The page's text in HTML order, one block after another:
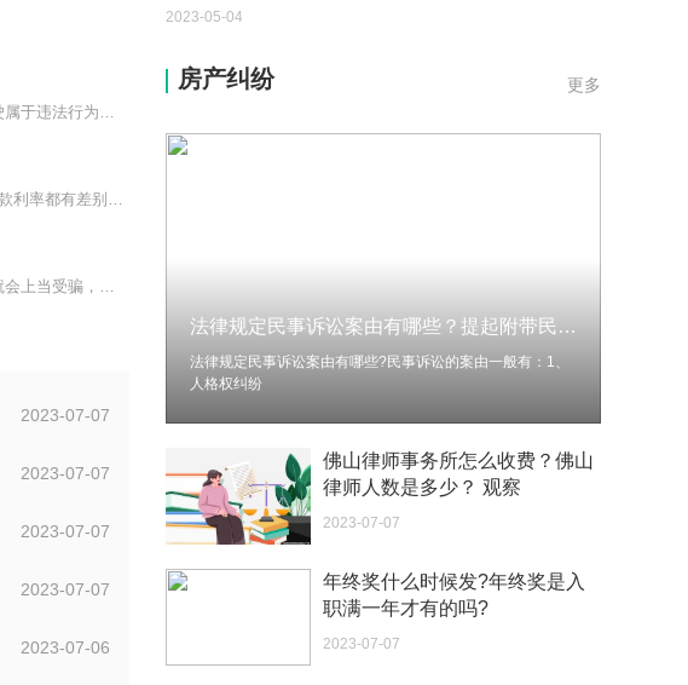
一、机动车逆向行驶是什么行为机动车逆方向行驶属于违法行为。汽车逆向
一、现在首套房商业贷款利率是多少?各银行的贷款利率都有差别，贷款利
我们在签订劳动合同的时候如果不仔细看得话，就会上当受骗，自己的利益
2023-07-07
2023-07-07
2023-07-07
2023-07-07
2023-07-06
2023-05-04
谢！
你好 我想问一下外国人来这里工作没有护照该怎么
办？
2023-05-04
中介说商务签转工作签证合法吗 应该向哪个国家机
2023-05-04
你好 我需要申请去美国结婚的签证 过程是什么？
更多
房产纠纷
法律规定民事诉讼案由有哪些？提起附带民事诉讼的条件有哪些？
法律规定民事诉讼案由有哪些?民事诉讼的案由一般有：1、
人格权纠纷
佛山律师事务所怎么收费？佛山
律师人数是多少？ 观察
2023-07-07
年终奖什么时候发?年终奖是入
职满一年才有的吗?
2023-07-07